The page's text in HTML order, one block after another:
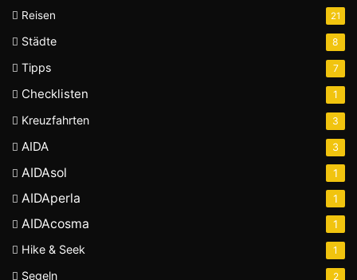
Reisen 21
Städte 8
Tipps 7
Checklisten 1
Kreuzfahrten 3
AIDA 3
AIDAsol 1
AIDAperla 1
AIDAcosma 1
Hike & Seek 1
Segeln 2